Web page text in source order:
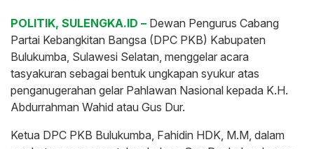
POLITIK, SULENGKA.ID – Dewan Pengurus Cabang
Partai Kebangkitan Bangsa (DPC PKB) Kabupaten
Bulukumba, Sulawesi Selatan, menggelar acara
tasyakuran sebagai bentuk ungkapan syukur atas
penganugerahan gelar Pahlawan Nasional kepada K.H.
Abdurrahman Wahid atau Gus Dur.
Ketua DPC PKB Bulukumba, Fahidin HDK, M.M, dalam